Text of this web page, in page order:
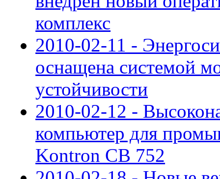
комплекс
2010-02-11 -
оснащена системой
устойчивости
2010-02-12 -
компьютер для
Kontron CB 752